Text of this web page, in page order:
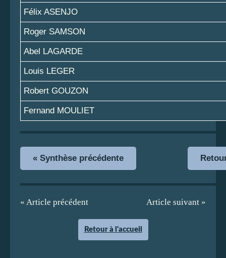
Félix ASENJO
Roger SAMSON
Abel LAGARDE
Louis LEGER
Robert GOUZON
Fernand MOULIET
« Synthèse précédente
« Article précédent Article suivant »
Retour à l'accueil